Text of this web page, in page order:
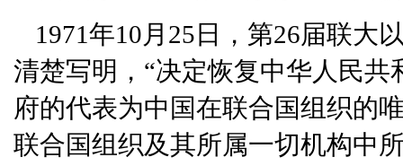
1971年10月25日，第26届联大
清楚写明，“决定恢复中华人民
府的代表为中国在联合国组织的
联合国组织及其所属一切机构中